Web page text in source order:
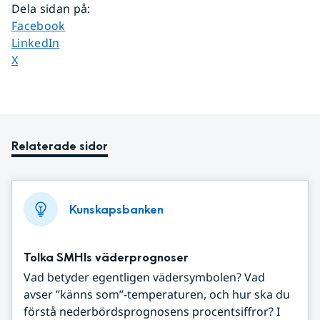
Dela sidan på:
Dela sidan på
Facebook
Dela sidan på
LinkedIn
Dela sidan på
X
Relaterade sidor
Kunskapsbanken
Tolka SMHIs väderprognoser
Vad betyder egentligen vädersymbolen? Vad
avser ”känns som”-temperaturen, och hur ska du
förstå nederbördsprognosens procentsiffror? I